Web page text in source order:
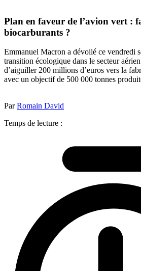
Plan en faveur de l’avion vert :
biocarburants ?
Emmanuel Macron a dévoilé ce vendredi
transition écologique dans le secteur
d’aiguiller 200 millions d’euros vers la
avec un objectif de 500 000 tonnes
ParRomain David
Temps de lecture :